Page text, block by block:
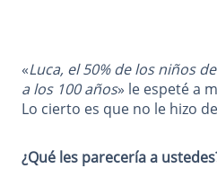
«Luca, el 50% de los niños
a los 100 años» le espeté a
Lo cierto es que no le hizo
¿Qué les parecería a